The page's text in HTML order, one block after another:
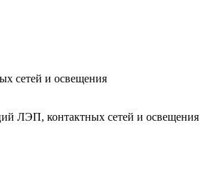
сетей и освещения
ЛЭП, контактных сетей и освещения